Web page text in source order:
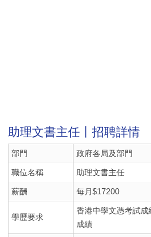
助理文書主任丨招聘詳情
部門 政府各局及部門
職位名稱 助理文書主任
薪酬 每月$17200
學歷要求
香港中學文憑考試
成績